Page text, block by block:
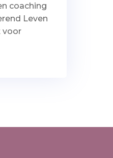
coaching
Leven
voor